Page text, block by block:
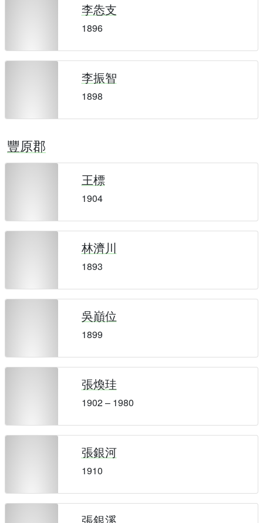
李怣支
1896
李振智
1898
豐原郡
王標
1904
林濟川
1893
吳巔位
1899
張煥珪
1902 – 1980
張銀河
1910